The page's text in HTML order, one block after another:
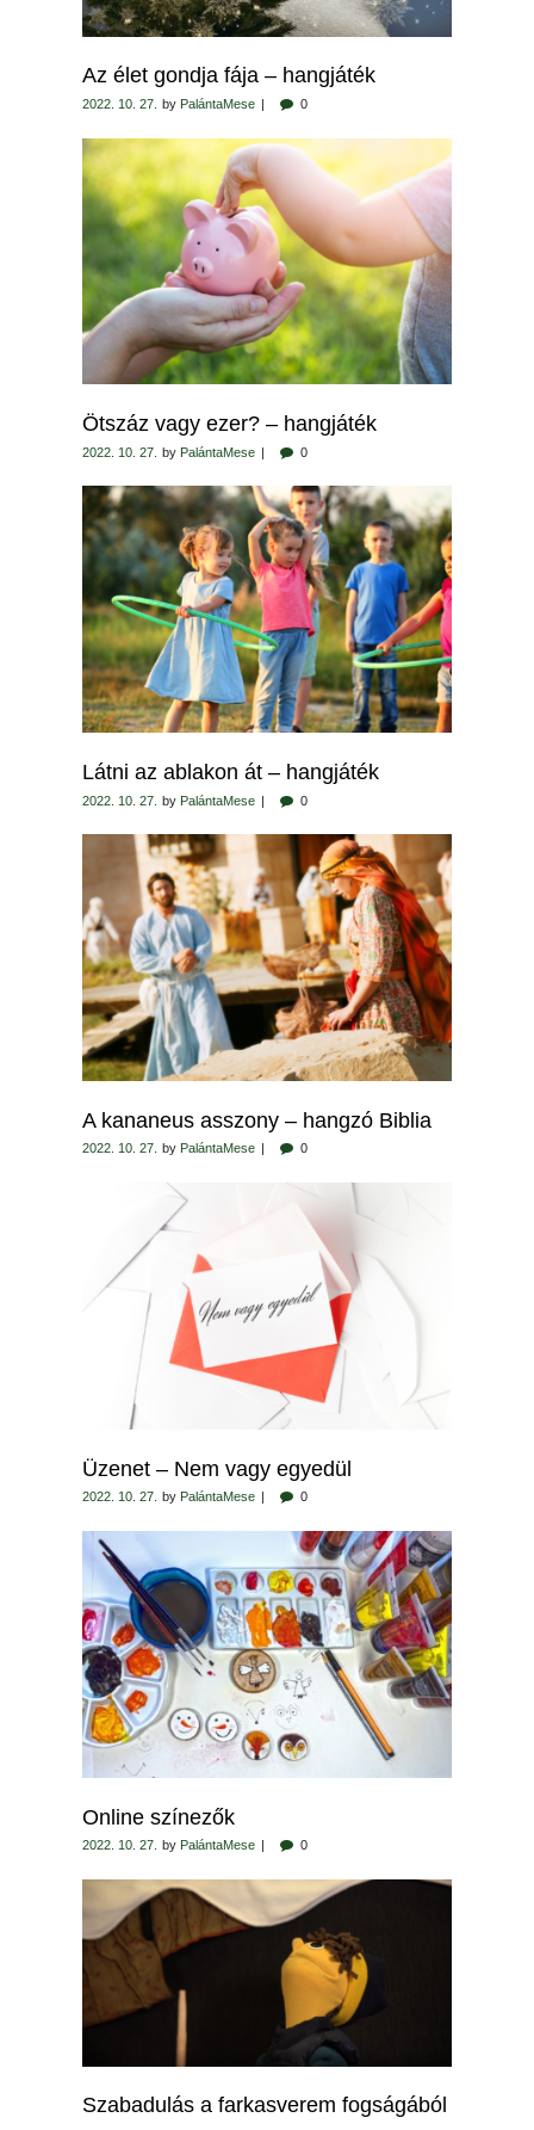
Az élet gondja fája – hangjáték
2022. 10. 27. by PalántaMese 0
Ötszáz vagy ezer? – hangjáték
2022. 10. 27. by PalántaMese 0
Látni az ablakon át – hangjáték
2022. 10. 27. by PalántaMese 0
A kananeus asszony – hangzó Biblia
2022. 10. 27. by PalántaMese 0
Üzenet – Nem vagy egyedül
2022. 10. 27. by PalántaMese 0
Online színezők
2022. 10. 27. by PalántaMese 0
Szabadulás a farkasverem fogságából